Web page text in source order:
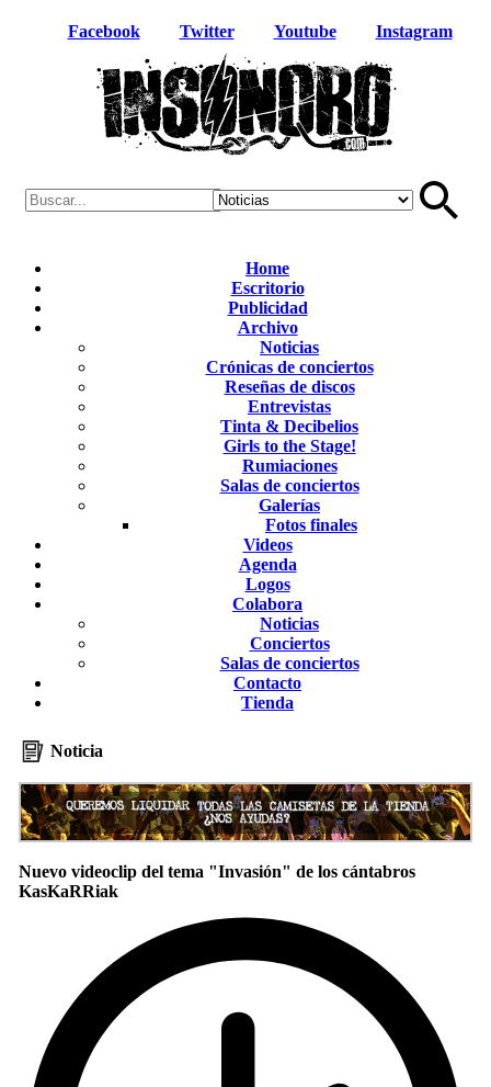
Facebook Twitter Youtube Instagram
Home
Escritorio
Publicidad
Archivo
Noticias
Crónicas de conciertos
Reseñas de discos
Entrevistas
Tinta & Decibelios
Girls to the Stage!
Rumiaciones
Salas de conciertos
Galerías
Fotos finales
Videos
Agenda
Logos
Colabora
Noticias
Conciertos
Salas de conciertos
Contacto
Tienda
Noticia
Nuevo videoclip del tema "Invasión" de los cántabros
KasKaRRiak